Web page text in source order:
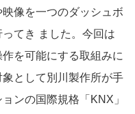
像を一つのダッシュボ
てき ました。今回は
を可能にする取組みに
として別川製作所が手
ンの国際規格「KNX」